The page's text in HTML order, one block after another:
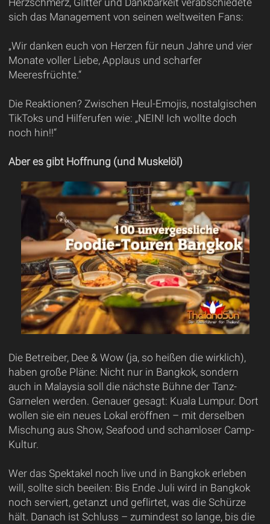
sich das Management von seinen weltweiten Fans:
„Wir danken euch von Herzen für neun Jahre und vier
Monate voller Liebe, Applaus und scharfer
Meeresfrüchte.“
Die Reaktionen? Zwischen Heul-Emojis, nostalgischen
TikToks und Hilferufen wie: „NEIN! Ich wollte doch
noch hin!!“
Aber es gibt Hoffnung (und Muskelöl)
Die Betreiber, Dee & Wow (ja, so heißen die wirklich),
haben große Pläne: Nicht nur in Bangkok, sondern
auch in Malaysia soll die nächste Bühne der Tanz-
Garnelen werden. Genauer gesagt: Kuala Lumpur. Dort
wollen sie ein neues Lokal eröffnen – mit derselben
Mischung aus Show, Seafood und schamloser Camp-
Kultur.
Wer das Spektakel noch live und in Bangkok erleben
will, sollte sich beeilen: Bis Ende Juli wird in Bangkok
noch serviert, getanzt und geflirtet, was die Schürze
hält. Danach ist Schluss – zumindest so lange, bis die